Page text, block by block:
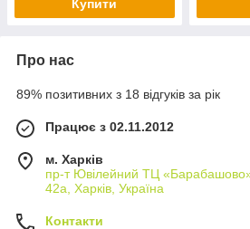
Купити
Про нас
89% позитивних з 18 відгуків за рік
Працює з 02.11.2012
м. Харків
пр-т Ювілейний ТЦ
42а, Харків, Україна
Контакти